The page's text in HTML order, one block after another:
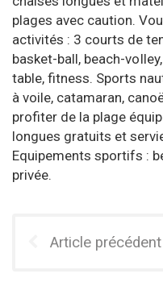
plages avec caution.
activités : 3 courts de
basket-ball, beach-
table, fitness. Sports
à voile, catamaran,
profiter de la plage
longues gratuits et
Equipements sportifs :
privée.
Article précédent